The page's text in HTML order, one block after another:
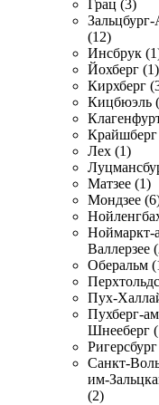
Грац (3)
(12)
Инсбрук
Йохберг (1)
Кирхберг
Кицбюэль
Крайшберг
Лех (1)
Матзее (1)
Мондзее
Ноймаркт-
Валлерзее
Оберальм
Пух-
Пухберг-
Шнееберг
Санкт-
им-
(2)